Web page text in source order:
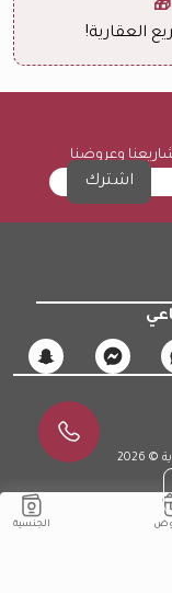
الجنسية
العقارية!
وعروضنا
اشترك